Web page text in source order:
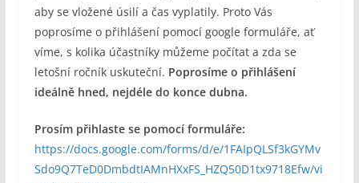
aby se vložené úsilí a čas vyplatily. Proto Vás
poprosíme o přihlášení pomocí google formuláře, ať
víme, s kolika účastníky můžeme počítat a zda se
letošní ročník uskuteční. Poprosíme o přihlášení
ideálně hned, nejdéle do konce dubna.
Prosím přihlaste se pomocí formuláře:
https://docs.google.com/forms/d/e/1FAIpQLSf3kGYMv
Sdo9Q7TeD0DmbdtIAMnHXxFS_HZQ50D1tx9718Efw/vi